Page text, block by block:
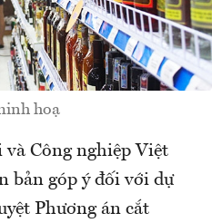
hoạ
Công nghiệp Việt
bản góp ý đối với dự
Phương án cắt